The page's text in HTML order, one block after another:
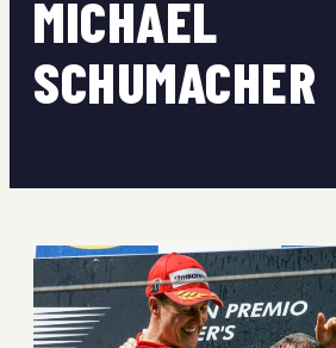
MICHAEL
SCHUMACHER